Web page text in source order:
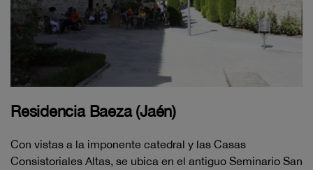
Residencia Baeza (Jaén)
Con vistas a la imponente catedral y las Casas
Consistoriales Altas, se ubica en el antiguo Seminario San